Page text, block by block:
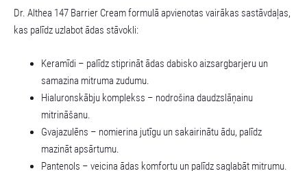
Dr. Althea 147 Barrier Cream formulā apvienotas vairākas sastāvdaļas,
kas palīdz uzlabot ādas stāvokli:
Keramīdi – palīdz stiprināt ādas dabisko aizsargbarjeru un
samazina mitruma zudumu.
Hialuronskābju komplekss – nodrošina daudzslāņainu
mitrināšanu.
Gvajazulēns – nomierina jutīgu un sakairinātu ādu, palīdz
mazināt apsārtumu.
Pantenols – veicina ādas komfortu un palīdz saglabāt mitrumu.